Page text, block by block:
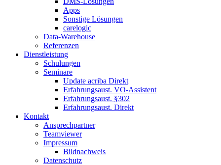
Apps
Sonstige Lösungen
carelogic
Data-Warehouse
Referenzen
Dienstleistung
Schulungen
Seminare
Update acriba Direkt
Erfahrungsaust. VO-Assistent
Erfahrungsaust. §302
Erfahrungsaust. Direkt
Kontakt
Ansprechpartner
Teamviewer
Impressum
Bildnachweis
Datenschutz